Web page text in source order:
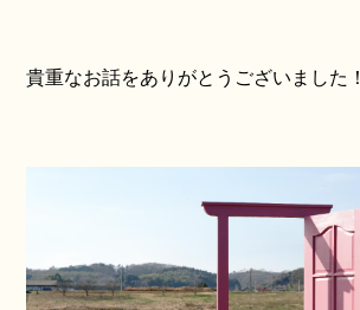
貴重なお話をありがとうございました！